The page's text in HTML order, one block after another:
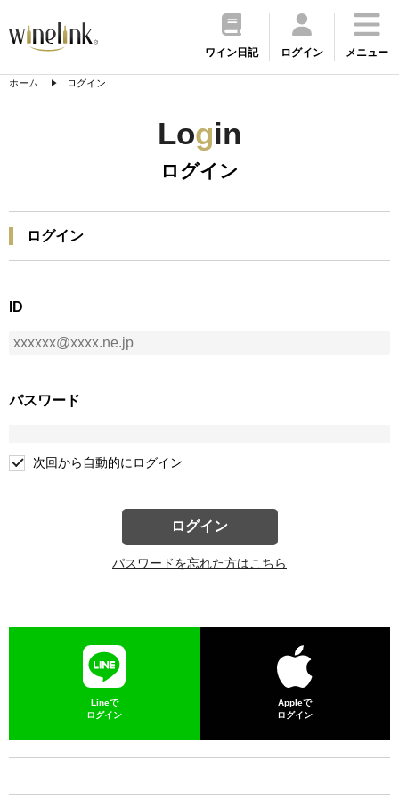
ワイン日記 ログイン メニュー
ホーム ログイン
Login
ログイン
ログイン
ID
パスワード
次回から自動的にログイン
ログイン
パスワードを忘れた方はこちら
Lineで
ログイン
Appleで
ログイン